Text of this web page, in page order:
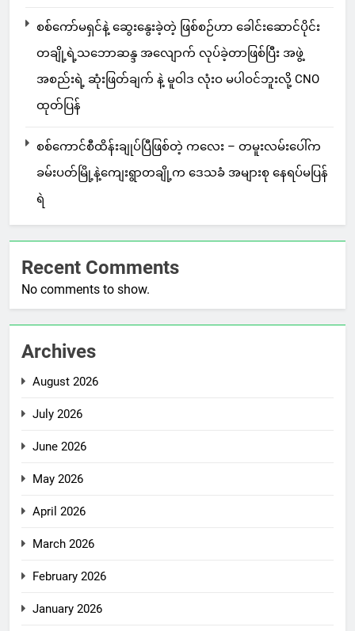
စစ်ကော်မရှင်နဲ့ ဆွေးနွေးခဲ့တဲ့ ဖြစ်စဉ်ဟာ ခေါင်းဆောင်ပိုင်း
တချို့ရဲ့သဘောဆန္ဒ အလျောက် လုပ်ခဲ့တာဖြစ်ပြီး အဖွဲ့
အစည်းရဲ့ ဆုံးဖြတ်ချက် နဲ့ မူဝါဒ လုံးဝ မပါဝင်ဘူးလို့ CNO
ထုတ်ပြန်
စစ်ကောင်စီထိန်းချုပ်ပြီဖြစ်တဲ့ ကလေး – တမူးလမ်းပေါ်က
ခမ်းပတ်မြို့နဲ့ကျေးရွာတချို့က ဒေသခံ အများစု နေရပ်မပြန်
ရဲ
Recent Comments
No comments to show.
Archives
August 2026
July 2026
June 2026
May 2026
April 2026
March 2026
February 2026
January 2026